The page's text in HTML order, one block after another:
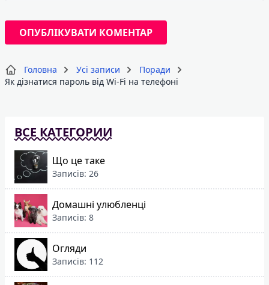
Головна Усі записи
Поради
Як дізнатися пароль від Wi-Fi на телефоні
ВСЕ КАТЕГОРИИ
Що це таке
Записів: 26
Домашні улюбленці
Записів: 8
Огляди
Записів: 112